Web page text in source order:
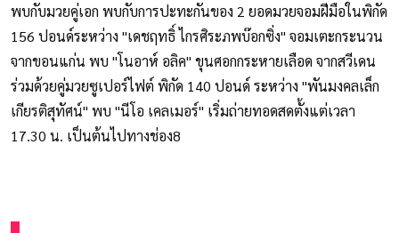
พบกับมวยคู่เอก พบกับการปะทะกันของ 2 ยอดมวยจอมฝีมือในพิกัด
156 ปอนด์ระหว่าง "เดชฤทธิ์ ไกรศิระภพบ๊อกซิ่ง" จอมเตะกระนวน
จากขอนแก่น พบ "โนอาห์ อลิค" ขุนศอกกระหายเลือด จากสวีเดน
ร่วมด้วยคู่มวยซูเปอร์ไฟต์ พิกัด 140 ปอนด์ ระหว่าง "พันมงคลเล็ก
เกียรติสุทัศน์" พบ "นีโอ เคลเมอร์" เริ่มถ่ายทอดสดตั้งแต่เวลา
17.30 น. เป็นต้นไปทางช่อง8